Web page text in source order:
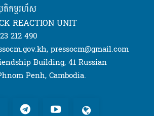
តិកម្មរហ័ស
REACTION UNIT
212 490
pressocm@gmail.com
Building, 41 Russian
Penh, Cambodia.